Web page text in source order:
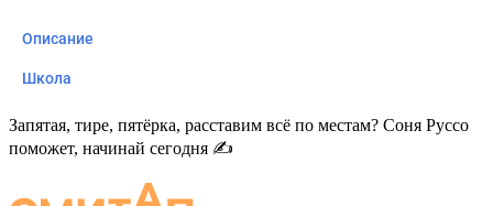
Описание
Школа
Запятая, тире, пятёрка, расставим всё по местам? Соня Руссо
поможет, начинай сегодня ✍️